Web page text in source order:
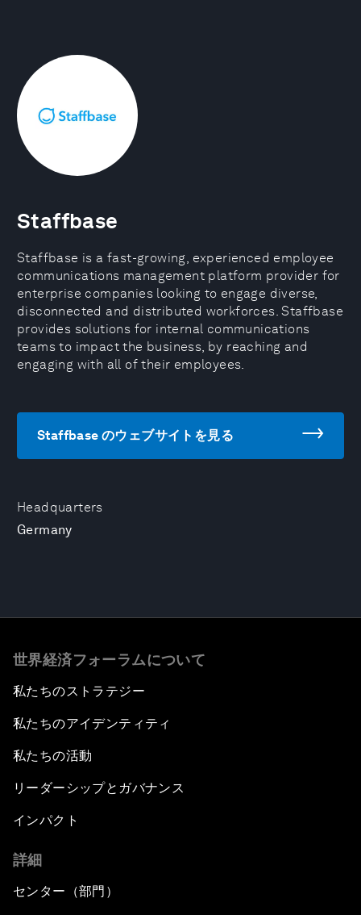
Headquarters
Germany
Staffbase
Staffbase is a fast-growing, experienced employee
communications management platform provider for
enterprise companies looking to engage diverse,
disconnected and distributed workforces. Staffbase
provides solutions for internal communications
teams to impact the business, by reaching and
engaging with all of their employees.
Staffbase のウェブサイトを見る
世界経済フォーラムについて
私たちのストラテジー
私たちのアイデンティティ
私たちの活動
リーダーシップとガバナンス
インパクト
詳細
センター（部門）